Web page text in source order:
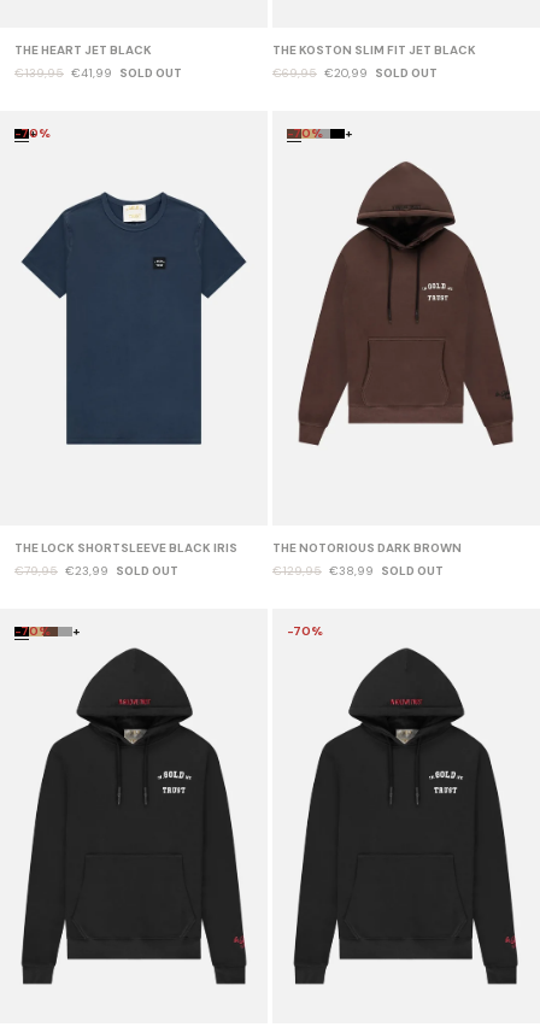
THE HEART JET BLACK
€139,95 €41,99 SOLD OUT
THE KOSTON SLIM FIT JET BLACK
€69,95 €20,99 SOLD OUT
+
-70%
THE LOCK SHORTSLEEVE BLACK IRIS
€79,95 €23,99 SOLD OUT
+
-70%
THE NOTORIOUS DARK BROWN
€129,95 €38,99 SOLD OUT
+
-70% -70%